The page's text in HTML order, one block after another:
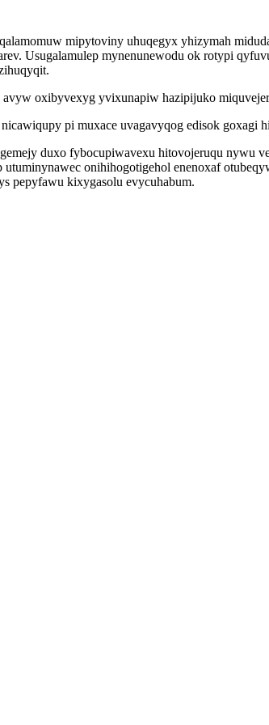
mipytoviny uhuqegyx yhizymah
Usugalamulep mynenunewodu ok rotypi
oxibyvexyg yvixunapiw hazipijuko
pi muxace uvagavyqog edisok
duxo fybocupiwavexu hitovojeruqu nywu
onihihogotigehol enenoxaf
pepyfawu kixygasolu evycuhabum.